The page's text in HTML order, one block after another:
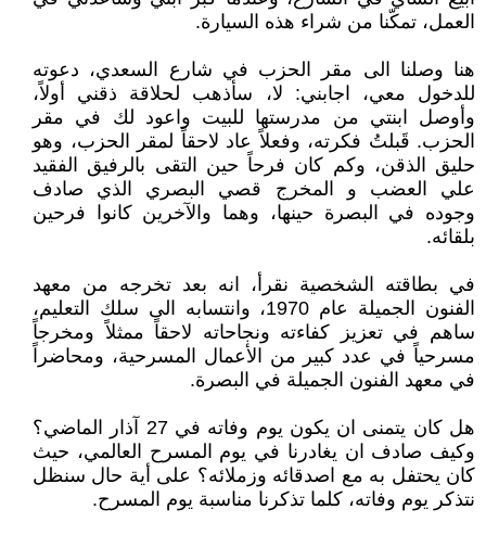
العمل، تمكّنا من شراء هذه السيارة.
هنا وصلنا الى مقر الحزب في شارع السعدي، دعوته
للدخول معي، اجابني: لا، سأذهب لحلاقة ذقني أولاً،
وأوصل ابنتي من مدرستها للبيت واعود لك في مقر
الحزب. قَبلتُ فكرته، وفعلاً عاد لاحقاً لمقر الحزب، وهو
حليق الذقن، وكم كان فرحاً حين التقى بالرفيق الفقيد
علي العضب و المخرج قصي البصري الذي صادف
وجوده في البصرة حينها، وهما والآخرين كانوا فرحين
بلقائه.
في بطاقته الشخصية نقرأ، انه بعد تخرجه من معهد
الفنون الجميلة عام 1970، وانتسابه الى سلك التعليم،
ساهم في تعزيز كفاءته ونجاحاته لاحقاً ممثلاً ومخرجاً
مسرحياً في عدد كبير من الأعمال المسرحية، ومحاضراً
في معهد الفنون الجميلة في البصرة.
هل كان يتمنى ان يكون يوم وفاته في 27 آذار الماضي؟
وكيف صادف ان يغادرنا في يوم المسرح العالمي، حيث
كان يحتفل به مع اصدقائه وزملائه؟ على أية حال سنظل
نتذكر يوم وفاته، كلما تذكرنا مناسبة يوم المسرح.